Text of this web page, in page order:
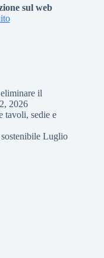
sul web
il
2026
tavoli, sedie e
Luglio